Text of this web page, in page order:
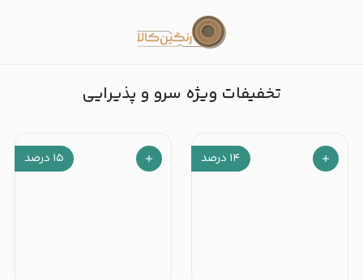
تخفیفات ویژه سرو و پذیرایی
۱۴ درصد ۱۵ درصد